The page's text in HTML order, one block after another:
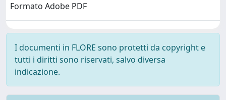
Formato Adobe PDF
I documenti in FLORE sono protetti da copyright e
tutti i diritti sono riservati, salvo diversa
indicazione.